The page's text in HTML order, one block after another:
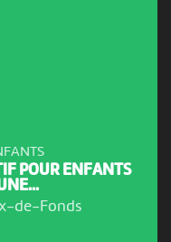
POUR ENFANTS
de-Fonds